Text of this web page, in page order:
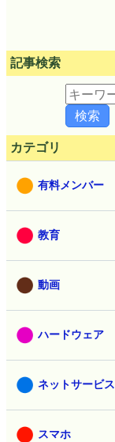
記事検索
カテゴリ
有料メンバー
教育
動画
ハードウェア
ネットサービス
スマホ